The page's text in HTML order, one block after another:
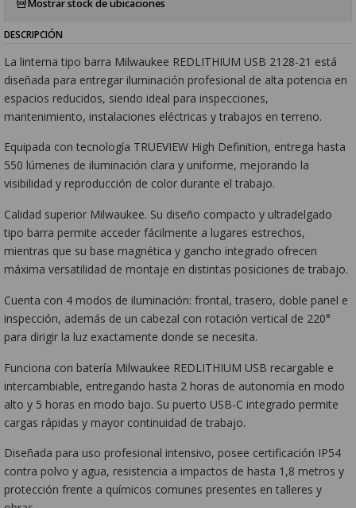
Mostrar stock de ubicaciones
DESCRIPCIÓN
La linterna tipo barra Milwaukee REDLITHIUM USB 2128-21 está
diseñada para entregar iluminación profesional de alta potencia en
espacios reducidos, siendo ideal para inspecciones,
mantenimiento, instalaciones eléctricas y trabajos en terreno.
Equipada con tecnología TRUEVIEW High Definition, entrega hasta
550 lúmenes de iluminación clara y uniforme, mejorando la
visibilidad y reproducción de color durante el trabajo.
Calidad superior Milwaukee. Su diseño compacto y ultradelgado
tipo barra permite acceder fácilmente a lugares estrechos,
mientras que su base magnética y gancho integrado ofrecen
máxima versatilidad de montaje en distintas posiciones de trabajo.
Cuenta con 4 modos de iluminación: frontal, trasero, doble panel e
inspección, además de un cabezal con rotación vertical de 220°
para dirigir la luz exactamente donde se necesita.
Funciona con batería Milwaukee REDLITHIUM USB recargable e
intercambiable, entregando hasta 2 horas de autonomía en modo
alto y 5 horas en modo bajo. Su puerto USB-C integrado permite
cargas rápidas y mayor continuidad de trabajo.
Diseñada para uso profesional intensivo, posee certificación IP54
contra polvo y agua, resistencia a impactos de hasta 1,8 metros y
protección frente a químicos comunes presentes en talleres y